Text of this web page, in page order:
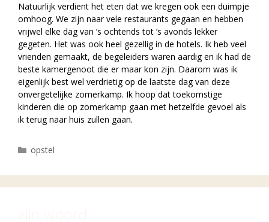
Natuurlijk verdient het eten dat we kregen ook een duimpje
omhoog. We zijn naar vele restaurants gegaan en hebben
vrijwel elke dag van ’s ochtends tot ’s avonds lekker
gegeten. Het was ook heel gezellig in de hotels. Ik heb veel
vrienden gemaakt, de begeleiders waren aardig en ik had de
beste kamergenoot die er maar kon zijn. Daarom was ik
eigenlijk best wel verdrietig op de laatste dag van deze
onvergetelijke zomerkamp. Ik hoop dat toekomstige
kinderen die op zomerkamp gaan met hetzelfde gevoel als
ik terug naar huis zullen gaan.
Categorieën
opstel